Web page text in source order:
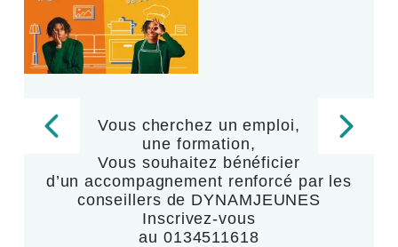
Vous cherchez un emploi,
une formation,
Vous souhaitez bénéficier
d’un accompagnement renforcé par les
conseillers de DYNAMJEUNES
Inscrivez-vous
au 0134511618